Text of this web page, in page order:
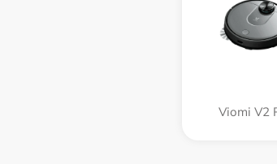
Viomi V2